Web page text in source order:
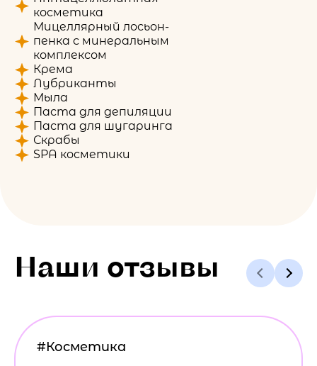
косметика
Мицеллярный лосьон-
пенка с минеральным
комплексом
Крема
Лубриканты
Мыла
Паста для депиляции
Паста для шугаринга
Скрабы
SPA косметики
Наши отзывы
#Косметика